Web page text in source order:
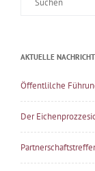
AKTUELLE
Öffentlilche
Der